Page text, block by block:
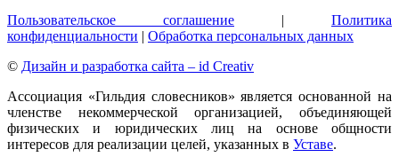
Пользовательское соглашение | Политика
конфиденциальности | Обработка персональных данных
© Дизайн и разработка сайта – id Creativ
Ассоциация «Гильдия словесников» является основанной на
членстве некоммерческой организацией, объединяющей
физических и юридических лиц на основе общности
интересов для реализации целей, указанных в Уставе.